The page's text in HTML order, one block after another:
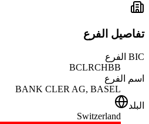
تفاصيل الفرع
BIC الفرع
BCLRCHBB
اسم الفرع
BANK CLER AG, BASEL
البلد
Switzerland